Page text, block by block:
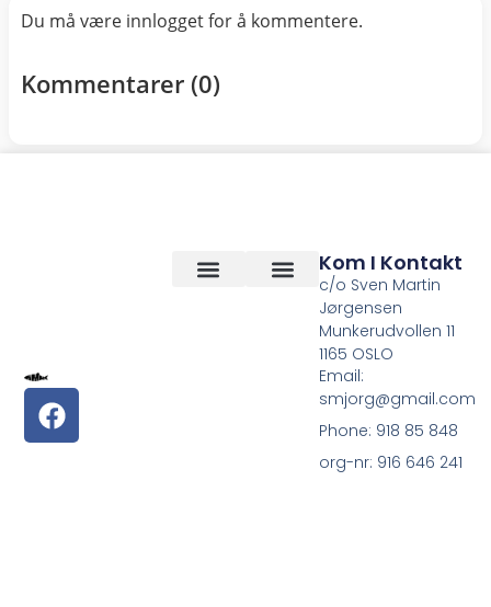
Du må være innlogget for å kommentere.
Kommentarer (0)
Kom I Kontakt
c/o Sven Martin
Jørgensen
Munkerudvollen 11
1165 OSLO
Email:
smjorg@gmail.com
Phone: 918 85 848
org-nr: 916 646 241